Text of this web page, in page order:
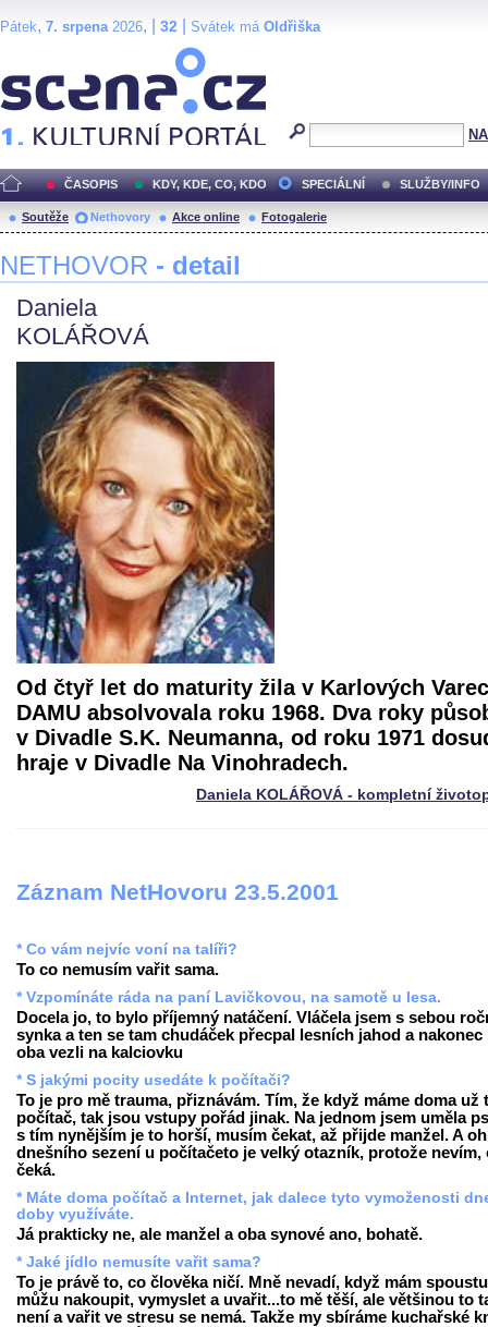
Pátek, 7. srpena2026, | 32 Svátek má Oldřiška
ČASOPIS KDY, KDE, CO, KDO SPECIÁLNÍ SLUŽBY/INFO
Soutěže Nethovory Akce online Fotogalerie
NETHOVOR - detail
Daniela
KOLÁŘOVÁ
Od čtyř let do maturity žila v Karlových
DAMU absolvovala roku 1968. Dva roky
v Divadle S.K. Neumanna, od roku 1971
hraje v Divadle Na Vinohradech.
Daniela KOLÁŘOVÁ - kompletní
Záznam NetHovoru 23.5.2001
* Co vám nejvíc voní na talíři?
To co nemusím vařit sama.
* Vzpomínáte ráda na paní Lavičkovou, na samotě u lesa.
Docela jo, to bylo příjemný natáčení. Vláčela jsem s sebou
synka a ten se tam chudáček přecpal lesních jahod a nakonec
oba vezli na kalciovku
* S jakými pocity usedáte k počítači?
To je pro mě trauma, přiznávám. Tím, že když máme doma už
počítač, tak jsou vstupy pořád jinak. Na jednom jsem uměla
s tím nynějším je to horší, musím čekat, až přijde manžel. A
dnešního sezení u počítačeto je velký otazník, protože nevím,
čeká.
* Máte doma počítač a Internet, jak dalece tyto vymoženosti
doby využíváte.
Já prakticky ne, ale manžel a oba synové ano, bohatě.
* Jaké jídlo nemusíte vařit sama?
To je právě to, co člověka ničí. Mně nevadí, když mám
můžu nakoupit, vymyslet a uvařit...to mě těší, ale většinou to
není a vařit ve stresu se nemá. Takže my sbíráme kuchařské